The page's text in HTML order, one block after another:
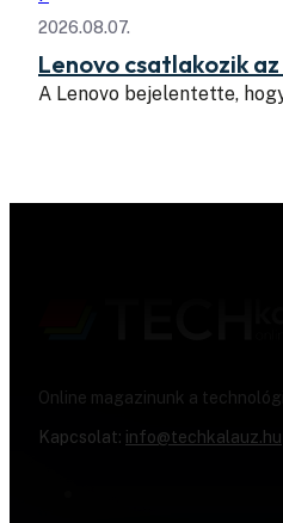
2026.08.07.
Lenovo csatlakozik
A Lenovo bejelentette,
Online magazinunk a
Kapcsolat: info@techkalauz.hu